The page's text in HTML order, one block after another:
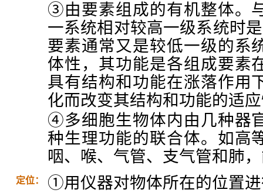
③由要素组成的有机整体。
一系统相对较高一级系统时
要素通常又是较低一级的系
体性，其功能是各组成要素
具有结构和功能在涨落作用
化而改变其结构和功能的适
④多细胞生物体内由几种器
种生理功能的联合体。如高
咽、喉、气管、支气管和肺
定位：
①用仪器对物体所在的位置